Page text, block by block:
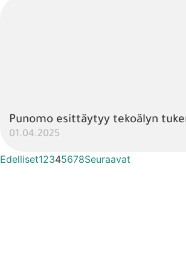
Punomo esittäytyy tekoälyn
01.04.2025
Edelliset12345678Seuraavat